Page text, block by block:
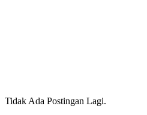
Tidak Ada Postingan Lagi.